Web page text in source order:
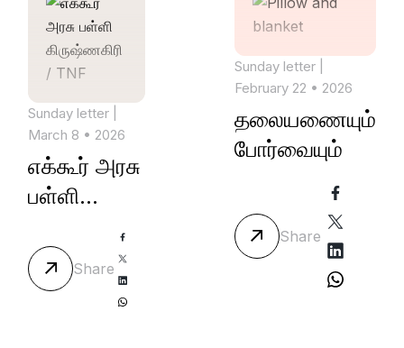
Sunday letter
March 8 • 2026
எக்கூர் அரசு
பள்ளி
/ TNFShare
Sunday letter
February 22 • 2026
தலையணையும்
போர்வையும்
Share